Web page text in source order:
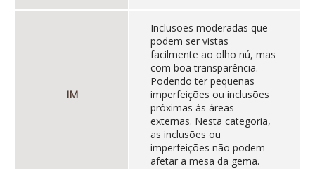
IM
Inclusões moderadas que
podem ser vistas
facilmente ao olho nú, mas
com boa transparência.
Podendo ter pequenas
imperfeições ou inclusões
próximas às áreas
externas. Nesta categoria,
as inclusões ou
imperfeições não podem
afetar a mesa da gema.